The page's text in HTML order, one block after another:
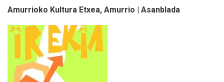
Amurrioko Kultura Etxea, Amurrio | Asanblada